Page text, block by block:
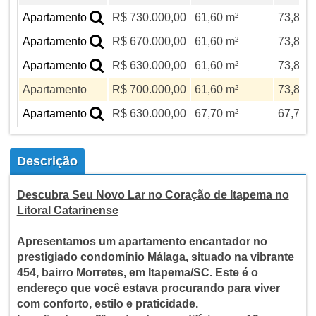
Apartamento
R$ 730.000,00 61,60 m²
73,80
Apartamento
R$ 670.000,00 61,60 m²
73,80
Apartamento
R$ 630.000,00 61,60 m²
73,80
Apartamento
R$ 700.000,00 61,60 m²
73,80
Apartamento
R$ 630.000,00 67,70 m² 67,70
Descrição
Descubra Seu Novo Lar no Coração de Itapema no
Litoral Catarinense
Apresentamos um apartamento encantador no
prestigiado condomínio Málaga, situado na vibrante
454, bairro Morretes, em Itapema/SC. Este é o
endereço que você estava procurando para viver
com conforto, estilo e praticidade.